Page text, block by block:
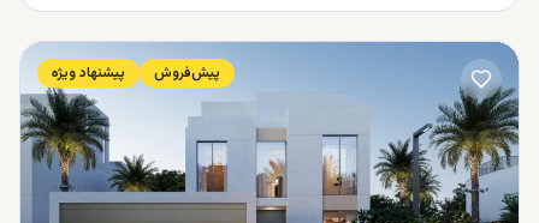
پیش‌فروش پیشنهاد ویژه